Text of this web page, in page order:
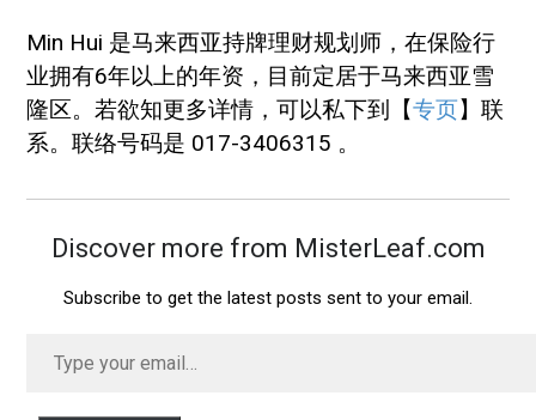
Min Hui 是马来西亚持牌理财规划师，在保险行
业拥有6年以上的年资，目前定居于马来西亚雪
隆区。若欲知更多详情，可以私下到【专页】联
系。联络号码是 017-3406315 。
Discover more from MisterLeaf.com
Subscribe to get the latest posts sent to your email.
your